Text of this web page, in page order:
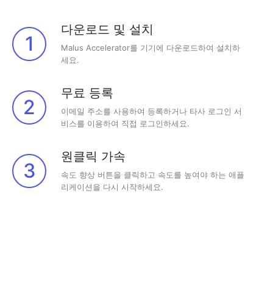
1
다운로드 및 설치
Malus Accelerator를 기기에 다운로드하여 설치하
세요.
2
무료 등록
이메일 주소를 사용하여 등록하거나 타사 로그인 서
비스를 이용하여 직접 로그인하세요.
3
원클릭 가속
속도 향상 버튼을 클릭하고 속도를 높여야 하는 애플
리케이션을 다시 시작하세요.